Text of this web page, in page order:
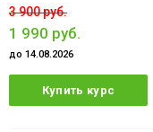
3 900 руб.
1 990 руб.
до 14.08.2026
Купить курс